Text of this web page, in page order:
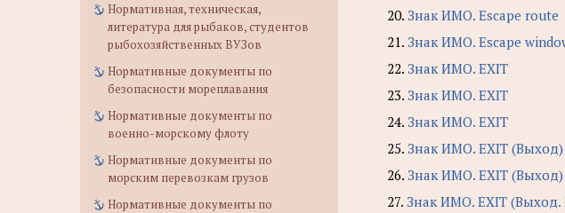
Нормативная, техническая,
литература для рыбаков, студентов
рыбохозяйственных ВУЗов
Нормативные документы по
безопасности мореплавания
Нормативные документы по
военно-морскому флоту
Нормативные документы по
морским перевозкам грузов
Нормативные документы по
20. Знак ИМО. Escape route
21. Знак ИМО. Escape
22. Знак ИМО. EXIT
23. Знак ИМО. EXIT
24. Знак ИМО. EXIT
25. Знак ИМО. EXIT (Выход)
26. Знак ИМО. EXIT (Выход)
27. Знак ИМО. EXIT (Выход.